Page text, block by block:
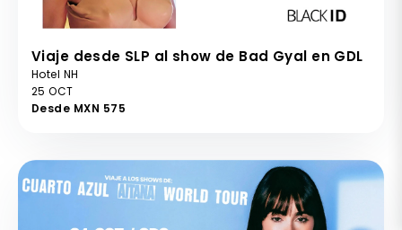
Viaje desde SLP al show de Bad Gyal en GDL
Hotel NH
25 OCT
Desde MXN 575